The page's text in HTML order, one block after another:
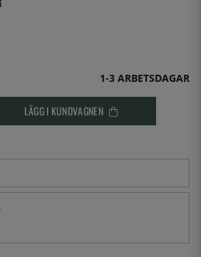
1-3 ARBETSDAGAR
LÄGG I KUNDVAGNEN